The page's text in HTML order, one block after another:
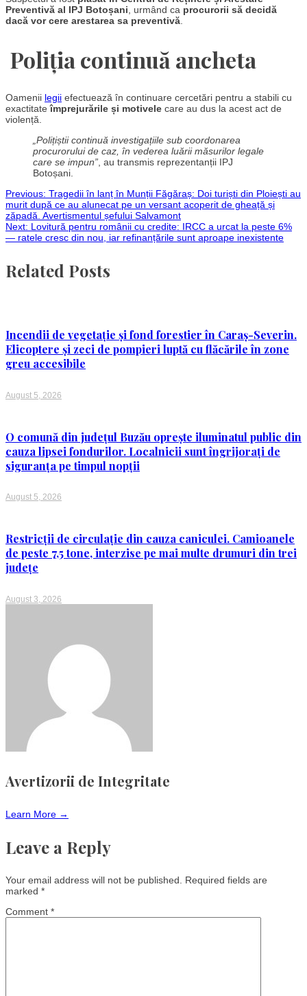
Preventivă al IPJ Botoșani, urmând ca procurorii să decidă
dacă vor cere arestarea sa preventivă.
Poliția continuă ancheta
Oamenii legii efectuează în continuare cercetări pentru a stabili cu
exactitateîmprejurările și motivele care au dus la acest act de
violență.
„Polițiștii continuă investigațiile sub coordonarea
procurorului de caz, în vederea luării măsurilor legale
care se impun”, au transmis reprezentanții IPJ
Botoșani.
Post
navigation
Previous: Tragedii în lanț în Munții Făgăraș: Doi turiști din Ploiești au
murit după ce au alunecat pe un versant acoperit de gheață și
zăpadă. Avertismentul șefului Salvamont
Next: Lovitură pentru românii cu credite: IRCC a urcat la peste 6%
— ratele cresc din nou, iar refinanțările sunt aproape inexistente
Related Posts
Incendii de vegetație și fond forestier în Caraș-Severin.
Elicoptere și zeci de pompieri luptă cu flăcările în zone
greu accesibile
August 5, 2026
O comună din județul Buzău oprește iluminatul public din
cauza lipsei fondurilor. Localnicii sunt îngrijorați de
siguranța pe timpul nopții
August 5, 2026
Restricții de circulație din cauza caniculei. Camioanele
de peste 7,5 tone, interzise pe mai multe drumuri din trei
județe
August 3, 2026
Avertizorii de Integritate
Learn More →
Leave a Reply
Your email address will not be published.
Required fields are
marked *
Comment *